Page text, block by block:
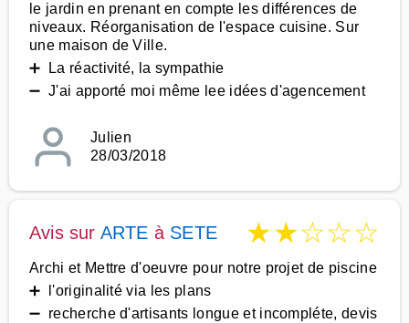
le jardin en prenant en compte les différences de
niveaux. Réorganisation de l'espace cuisine. Sur
une maison de Ville.
➕ La réactivité, la sympathie
➖ J'ai apporté moi même lee idées d'agencement
Julien
28/03/2018
Avis sur ARTE à SETE ★★☆☆☆
Archi et Mettre d'oeuvre pour notre projet de piscine
➕ l'originalité via les plans
➖ recherche d'artisants longue et incompléte, devis